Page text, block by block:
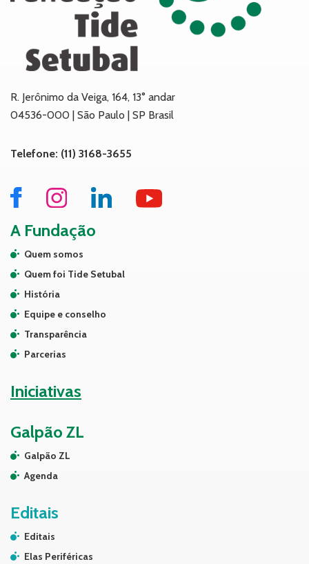
R. Jerônimo da Veiga, 164, 13° andar
04536-000 | São Paulo | SP Brasil
Telefone: (11) 3168-3655
A Fundação
Quem somos
Quem foi Tide Setubal
História
Equipe e conselho
Transparência
Parcerias
Iniciativas
Galpão ZL
Galpão ZL
Agenda
Editais
Editais
Elas Periféricas